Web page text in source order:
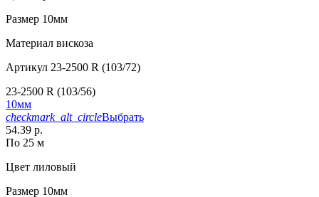
Размер 10мм
Материал вискоза
Артикул 23-2500 R (103/72)
23-2500 R (103/56)
10мм
checkmark_alt_circleВыбрать
54.39 р.
По 25 м
Цвет лиловый
Размер 10мм